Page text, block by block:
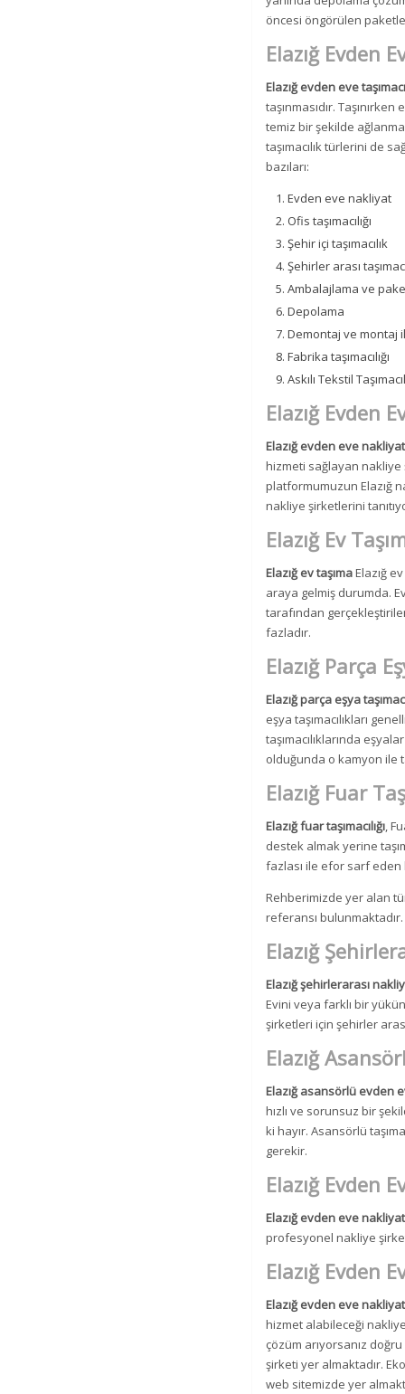
öncesi öngörülen
Elazığ Evden
Elazığ evden eve
taşınmasıdır.
temiz bir şekilde
taşımacılık türlerini de
bazıları:
Evden eve nakliyat
Ofis taşımacılığı
Şehir içi taşımacılık
Şehirler arası
Ambalajlama ve
Depolama
Demontaj ve montaj
Fabrika taşımacılığı
Askılı Tekstil
Elazığ Evden
Elazığ evden eve
hizmeti sağlayan
platformumuzun Elazığ
nakliye şirketlerini
Elazığ Ev
Elazığ ev taşımaElazığ
araya gelmiş durumda.
tarafından
fazladır.
Elazığ Parça
Elazığ parça eşya
eşya taşımacılıkları
taşımacılıklarında
olduğunda o kamyon ile
Elazığ Fuar
Elazığ fuar taşımacılığı,
destek almak yerine
fazlası ile efor sarf eden
Rehberimizde yer alan
referansı bulunmaktadır.
Elazığ
Elazığ şehirlerarası
Evini veya farklı bir
şirketleri için şehirler
Elazığ
Elazığ asansörlü evden
hızlı ve sorunsuz bir
ki hayır. Asansörlü
gerekir.
Elazığ Evden
Elazığ evden eve
profesyonel nakliye
Elazığ Evden
Elazığ evden eve nakliyat
hizmet alabileceği nakliye
çözüm arıyorsanız
şirketi yer almaktadır.
web sitemizde yer